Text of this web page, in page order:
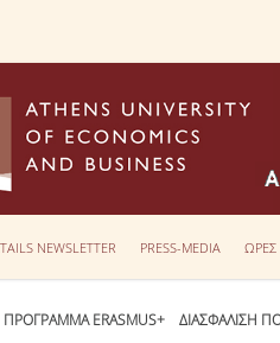
NEWSLETTER PRESS-MEDIA ΩΡΕΣ
ΠΡΟΓΡΑΜΜΑ ERASMUS+ ΔΙΑΣΦΑΛΙΣΗ